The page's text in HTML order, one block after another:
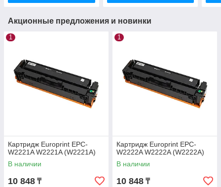
Акционные предложения и новинки
1
Картридж Europrint EPC-
W2221A W2221A (W2221A)
В наличии
10 848 ₸
1
Картридж Europrint EPC-
W2222A W2222A (W2222A)
В наличии
10 848 ₸